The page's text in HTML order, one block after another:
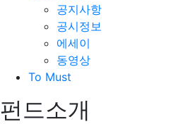
공지사항
공시정보
에세이
동영상
To Must
펀드소개